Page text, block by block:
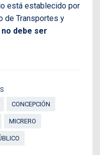
está establecido por
de Transportes y
no debe ser
CONCEPCIÓN
MICRERO